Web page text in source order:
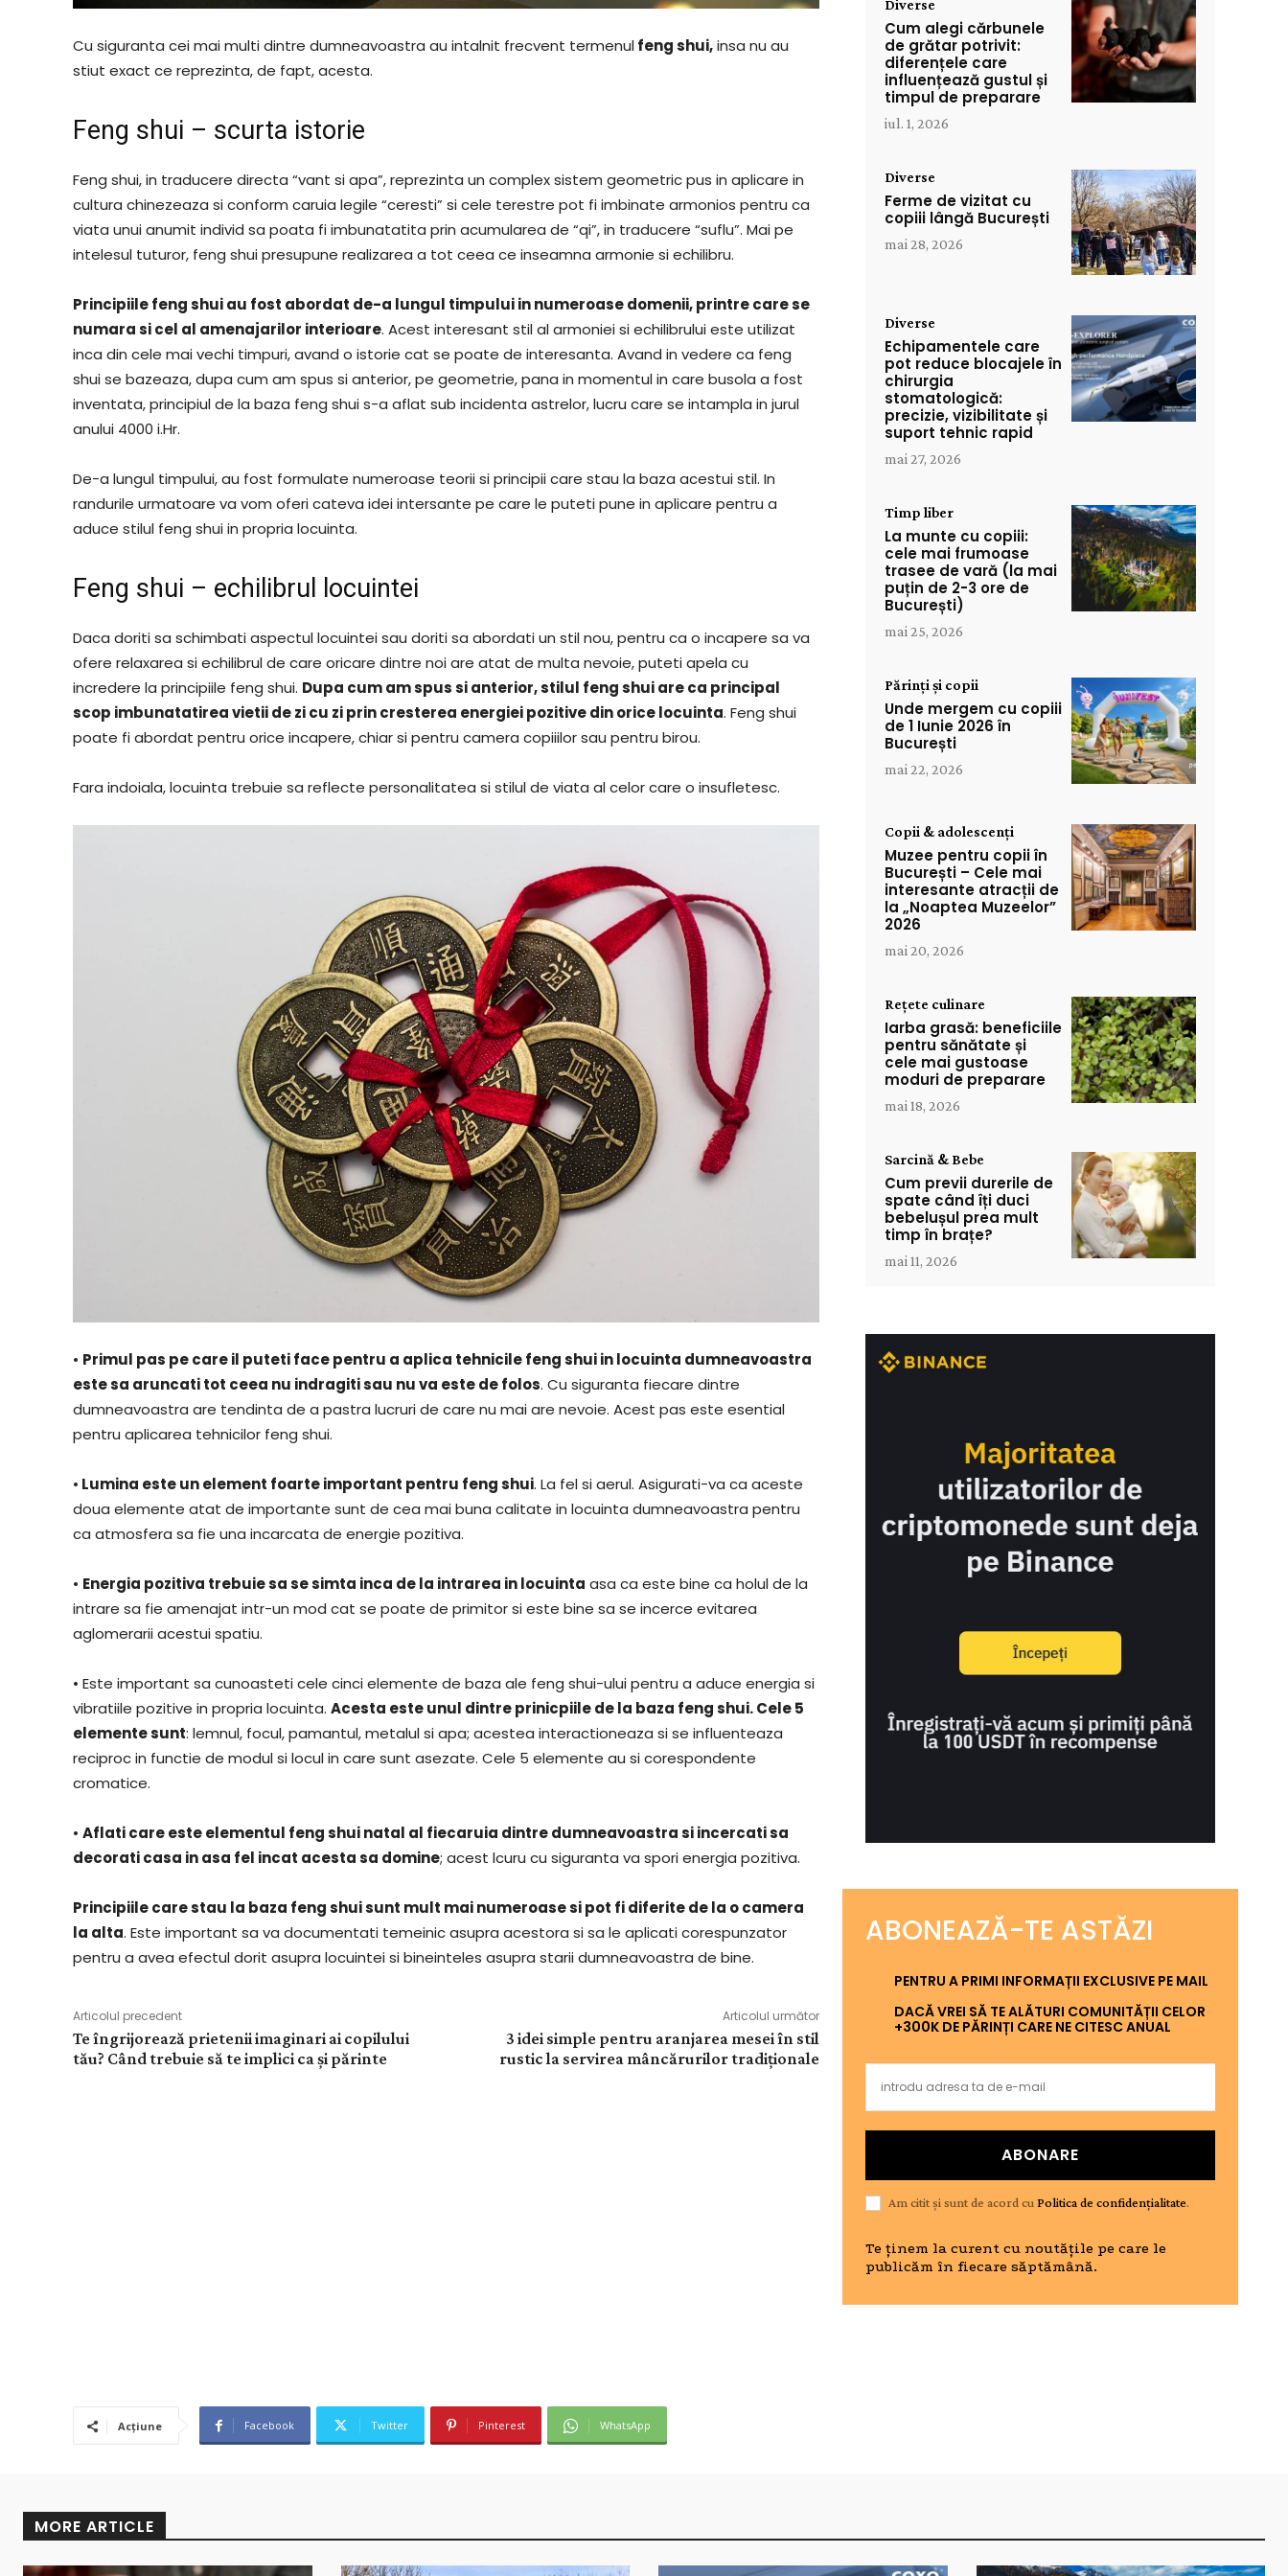
Cu siguranta cei mai multi dintre dumneavoastra au intalnit frecvent termenulfeng shui,insa nu au
stiut exact ce reprezinta, de fapt, acesta.
Feng shui – scurta istorie
Feng shui, in traducere directa “vant si apa”, reprezinta un complex sistem geometric pus in aplicare in
cultura chinezeaza si conform caruia legile “ceresti” si cele terestre pot fi imbinate armonios pentru ca
viata unui anumit individ sa poata fi imbunatatita prin acumularea de “qi”, in traducere “suflu”. Mai pe
intelesul tuturor, feng shui presupune realizarea a tot ceea ce inseamna armonie si echilibru.
Principiile feng shui au fost abordat de-a lungul timpului in numeroase domenii, printre care se
numara si cel al amenajarilor interioare. Acest interesant stil al armoniei si echilibrului este utilizat
inca din cele mai vechi timpuri, avand o istorie cat se poate de interesanta. Avand in vedere ca feng
shui se bazeaza, dupa cum am spus si anterior, pe geometrie, pana in momentul in care busola a fost
inventata, principiul de la baza feng shui s-a aflat sub incidenta astrelor, lucru care se intampla in jurul
anului 4000 i.Hr.
De-a lungul timpului, au fost formulate numeroase teorii si principii care stau la baza acestui stil. In
randurile urmatoare va vom oferi cateva idei intersante pe care le puteti pune in aplicare pentru a
aduce stilul feng shui in propria locuinta.
Feng shui – echilibrul locuintei
Daca doriti sa schimbati aspectul locuintei sau doriti sa abordati un stil nou, pentru ca o incapere sa va
ofere relaxarea si echilibrul de care oricare dintre noi are atat de multa nevoie, puteti apela cu
incredere la principiile feng shui. Dupa cum am spus si anterior, stilul feng shui are ca principal
scop imbunatatirea vietii de zi cu zi prin cresterea energiei pozitive din orice locuinta. Feng shui
poate fi abordat pentru orice incapere, chiar si pentru camera copiiilor sau pentru birou.
Fara indoiala, locuinta trebuie sa reflecte personalitatea si stilul de viata al celor care o insufletesc.
• Primul pas pe care il puteti face pentru a aplica tehnicile feng shui in locuinta dumneavoastra
este sa aruncati tot ceea nu indragiti sau nu va este de folos. Cu siguranta fiecare dintre
dumneavoastra are tendinta de a pastra lucruri de care nu mai are nevoie. Acest pas este esential
pentru aplicarea tehnicilor feng shui.
• Lumina este un element foarte important pentru feng shui. La fel si aerul. Asigurati-va ca aceste
doua elemente atat de importante sunt de cea mai buna calitate in locuinta dumneavoastra pentru
ca atmosfera sa fie una incarcata de energie pozitiva.
• Energia pozitiva trebuie sa se simta inca de la intrarea in locuinta asa ca este bine ca holul de la
intrare sa fie amenajat intr-un mod cat se poate de primitor si este bine sa se incerce evitarea
aglomerarii acestui spatiu.
• Este important sa cunoasteti cele cinci elemente de baza ale feng shui-ului pentru a aduce energia si
vibratiile pozitive in propria locuinta. Acesta este unul dintre prinicpiile de la baza feng shui. Cele 5
elemente sunt: lemnul, focul, pamantul, metalul si apa; acestea interactioneaza si se influenteaza
reciproc in functie de modul si locul in care sunt asezate. Cele 5 elemente au si corespondente
cromatice.
• Aflati care este elementul feng shui natal al fiecaruia dintre dumneavoastra si incercati sa
decorati casa in asa fel incat acesta sa domine; acest lcuru cu siguranta va spori energia pozitiva.
Principiile care stau la baza feng shui sunt mult mai numeroase si pot fi diferite de la o camera
la alta. Este important sa va documentati temeinic asupra acestora si sa le aplicati corespunzator
pentru a avea efectul dorit asupra locuintei si bineinteles asupra starii dumneavoastra de bine.
Articolul precedent
Te îngrijorează prietenii imaginari ai copilului
tău? Când trebuie să te implici ca și părinte
Articolul următor
3 idei simple pentru aranjarea mesei în stil
rustic la servirea mâncărurilor tradiționale
Acțiune Facebook Twitter Pinterest WhatsApp
Diverse
Cum alegi cărbunele
de grătar potrivit:
diferențele care
influențează gustul și
timpul de preparare
iul. 1, 2026
Diverse
Ferme de vizitat cu
copiii lângă București
mai 28, 2026
Diverse
Echipamentele care
pot reduce blocajele în
chirurgia
stomatologică:
precizie, vizibilitate și
suport tehnic rapid
mai 27, 2026
Timp liber
La munte cu copiii:
cele mai frumoase
trasee de vară (la mai
puțin de 2-3 ore de
București)
mai 25, 2026
Părinți și copii
Unde mergem cu copiii
de 1 Iunie 2026 în
București
mai 22, 2026
Copii & adolescenți
Muzee pentru copii în
București – Cele mai
interesante atracții de
la „Noaptea Muzeelor”
2026
mai 20, 2026
Rețete culinare
Iarba grasă: beneficiile
pentru sănătate și
cele mai gustoase
moduri de preparare
mai 18, 2026
Sarcină & Bebe
Cum previi durerile de
spate când îți duci
bebelușul prea mult
timp în brațe?
mai 11, 2026
ABONEAZĂ-TE ASTĂZI
PENTRU A PRIMI INFORMAȚII EXCLUSIVE PE MAIL
DACĂ VREI SĂ TE ALĂTURI COMUNITĂȚII CELOR
+300K DE PĂRINȚI CARE NE CITESC ANUAL
ABONARE
Am citit și sunt de acord cuPolitica de confidențialitate.
Te ținem la curent cu noutățile pe care le
publicăm în fiecare săptămână.
MORE ARTICLE